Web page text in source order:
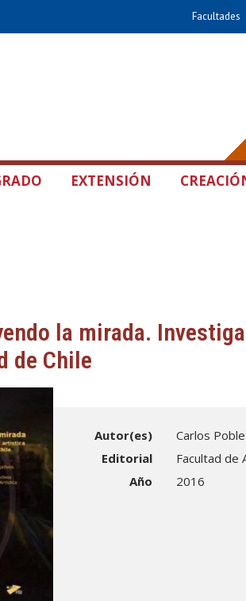
Facultades
EXTENSIÓN
la mirada.
de Chile
Autor(es)
Carlos
Editorial
Facultad de
Año
2016